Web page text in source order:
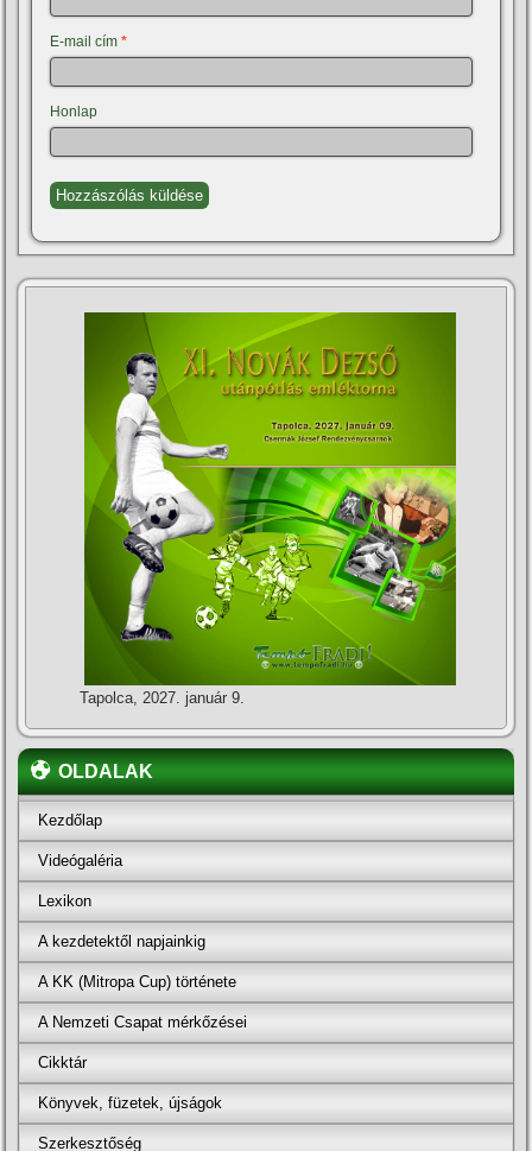
E-mail cím*
Honlap
Tapolca, 2027. január 9.
OLDALAK
Kezdőlap
Videógaléria
Lexikon
A kezdetektől napjainkig
A KK (Mitropa Cup) története
A Nemzeti Csapat mérkőzései
Cikktár
Könyvek, füzetek, újságok
Szerkesztőség